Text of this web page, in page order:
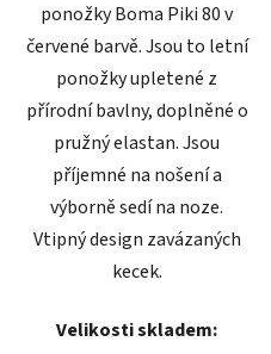
ponožky Boma Piki 80 v
červené barvě. Jsou to letní
ponožky upletené z
přírodní bavlny, doplněné o
pružný elastan. Jsou
příjemné na nošení a
výborně sedí na noze.
Vtipný design zavázaných
kecek.
Velikosti skladem: